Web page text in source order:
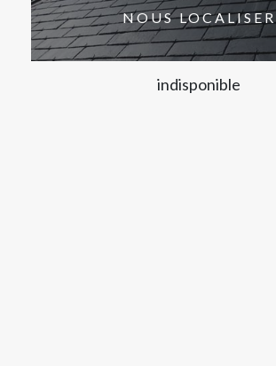
NOUS LOCALISER
indisponible